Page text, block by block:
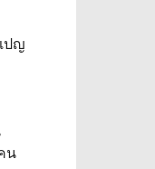
ปญ
น